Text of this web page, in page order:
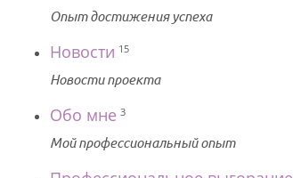
Опыт достижения успеха
Новости 15
Новости проекта
Обо мне 3
Мой профессиональный опыт